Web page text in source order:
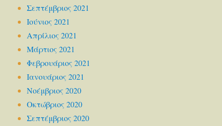
Σεπτέμβριος 2021
Ιούνιος 2021
Απρίλιος 2021
Μάρτιος 2021
Φεβρουάριος 2021
Ιανουάριος 2021
Νοέμβριος 2020
Οκτώβριος 2020
Σεπτέμβριος 2020